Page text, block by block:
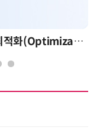
AI 시대의 의사결정을 바꾸는 수리최적화(Optimization): 실제 산업 적용 사례와 활용 전략